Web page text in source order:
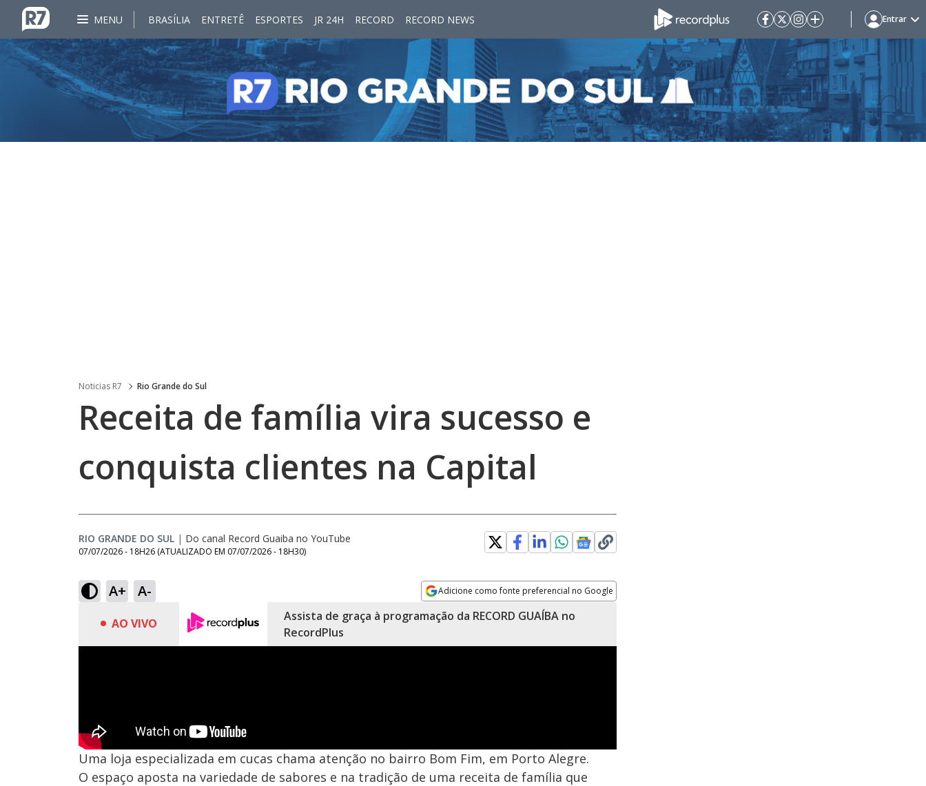
MENU BRASÍLIA ENTRETÊ ESPORTES JR 24H RECORD RECORD NEWS Entrar
Noticias R7 Rio Grande do Sul
Receita de família vira sucesso e
conquista clientes na Capital
RIO GRANDE DO SUL | Do canal Record Guaiba no YouTube
07/07/2026 - 18H26 (ATUALIZADO EM 07/07/2026 - 18H30)
A+ A- Adicione como fonte preferencial no Google
Opens in new window
AO VIVO
Assista de graça à programação da RECORD GUAÍBA no
RecordPlus
Uma loja especializada em cucas chama atenção no bairro Bom Fim, em Porto Alegre.
O espaço aposta na variedade de sabores e na tradição de uma receita de família que